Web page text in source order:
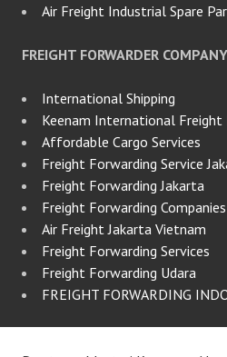
Air Freight Industrial Spare
FREIGHT FORWARDER COMPANY
International Shipping
Keenam International Freight
Affordable Cargo Services
Freight Forwarding Service
Freight Forwarding Jakarta
Freight Forwarding
Air Freight Jakarta Vietnam
Freight Forwarding Services
Freight Forwarding Udara
FREIGHT FORWARDING